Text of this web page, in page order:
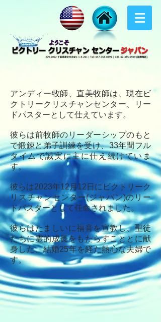
アンディー牧師、直美牧師は、現在ビ
クトリークリスチャンセンター、リー
ドパスターとして仕えています。
彼らは前牧師のリーダーシップのもと
で鍛錬と弟子訓練を受け、33年間フル
タイムで誠実に主に仕え続けていま
す。
彼らは2023年12月12日にビクトリーク
リスチャンセンター(ジャパン)のリー
ドパスターとして任命されました。
彼らはたましいに福音を宣教し、聖徒
たちに霊的成長をもたらすこととに献
身した、結婚25年を経た熱心な夫婦で
す。